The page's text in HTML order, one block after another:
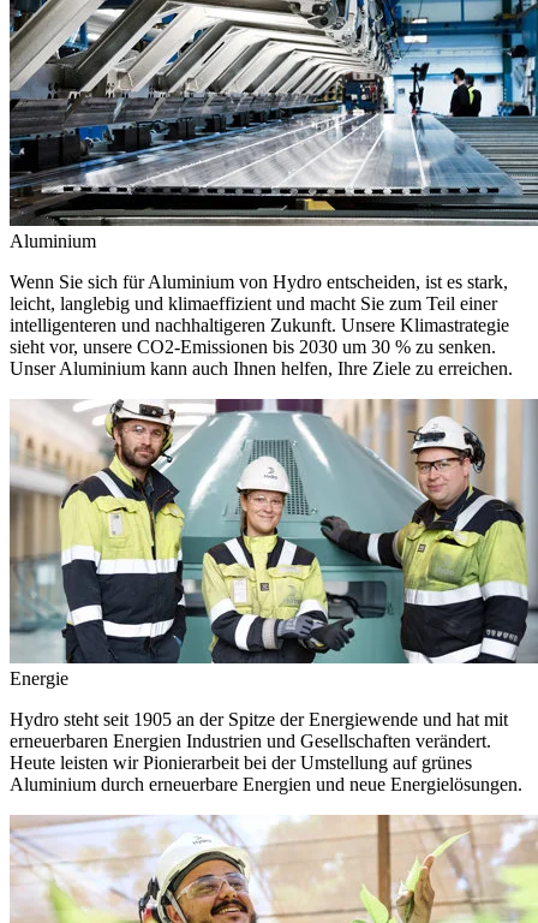
Aluminium
Wenn Sie sich für Aluminium von Hydro entscheiden, ist es stark,
leicht, langlebig und klimaeffizient und macht Sie zum Teil einer
intelligenteren und nachhaltigeren Zukunft. Unsere Klimastrategie
sieht vor, unsere CO2-Emissionen bis 2030 um 30 % zu senken.
Unser Aluminium kann auch Ihnen helfen, Ihre Ziele zu erreichen.
Energie
Hydro steht seit 1905 an der Spitze der Energiewende und hat mit
erneuerbaren Energien Industrien und Gesellschaften verändert.
Heute leisten wir Pionierarbeit bei der Umstellung auf grünes
Aluminium durch erneuerbare Energien und neue Energielösungen.